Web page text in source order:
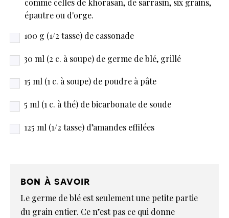
comme celles de khorasan, de sarrasin, six grains,
épautre ou d'orge.
100 g (1/2 tasse) de cassonade
30 ml (2 c. à soupe) de germe de blé, grillé
15 ml (1 c. à soupe) de poudre à pâte
5 ml (1 c. à thé) de bicarbonate de soude
125 ml (1/2 tasse) d’amandes effilées
bon à savoir
Le germe de blé est seulement une petite partie
du grain entier. Ce n’est pas ce qui donne